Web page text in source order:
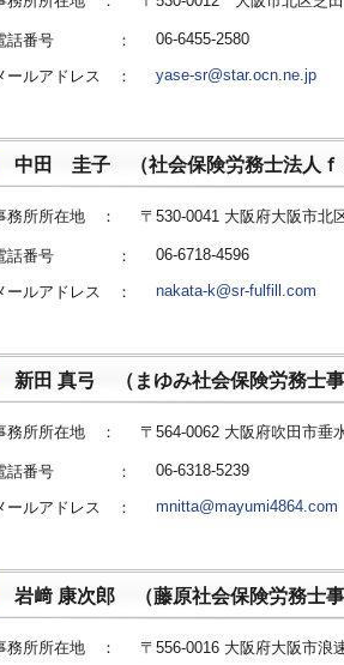
話番号 ： 06-6455-2580
ールアドレス ： yase-sr@star.ocn.ne.jp
中田 圭子 （社会保険労務士法人ｆ
務所所在地 ： 〒530-0041 大阪府大阪市北
話番号 ： 06-6718-4596
ールアドレス ： nakata-k@sr-fulfill.com
新田 真弓 （まゆみ社会保険労務士事
務所所在地 ： 〒564-0062 大阪府吹田市垂
話番号 ： 06-6318-5239
ールアドレス ： mnitta@mayumi4864.com
岩﨑 康次郎 （藤原社会保険労務士事
務所所在地 ： 〒556-0016 大阪府大阪市浪